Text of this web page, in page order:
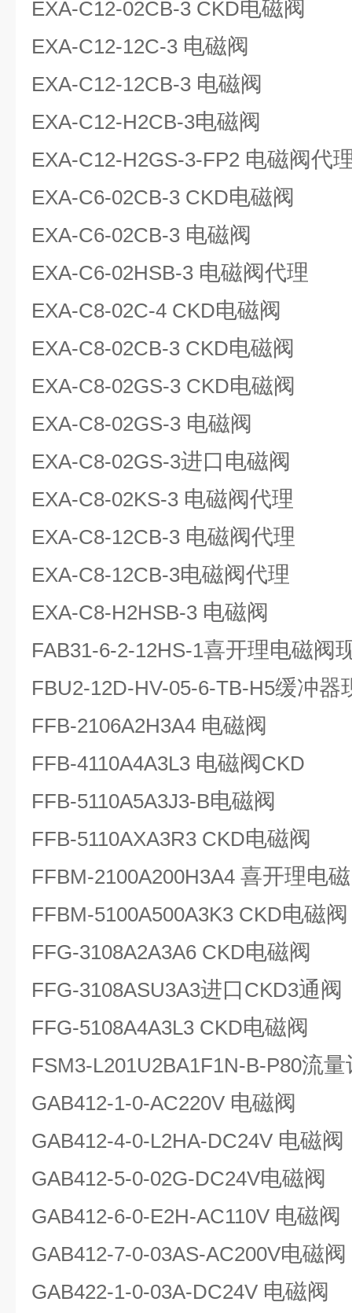
EXA-C12-02CB-3 CKD电磁阀
EXA-C12-12C-3 电磁阀
EXA-C12-12CB-3 电磁阀
EXA-C12-H2CB-3电磁阀
EXA-C12-H2GS-3-FP2 电磁阀代
EXA-C6-02CB-3 CKD电磁阀
EXA-C6-02CB-3 电磁阀
EXA-C6-02HSB-3 电磁阀代理
EXA-C8-02C-4 CKD电磁阀
EXA-C8-02CB-3 CKD电磁阀
EXA-C8-02GS-3 CKD电磁阀
EXA-C8-02GS-3 电磁阀
EXA-C8-02GS-3进口电磁阀
EXA-C8-02KS-3 电磁阀代理
EXA-C8-12CB-3 电磁阀代理
EXA-C8-12CB-3电磁阀代理
EXA-C8-H2HSB-3 电磁阀
FAB31-6-2-12HS-1喜开理电磁阀
FBU2-12D-HV-05-6-TB-H5缓冲器
FFB-2106A2H3A4 电磁阀
FFB-4110A4A3L3 电磁阀CKD
FFB-5110A5A3J3-B电磁阀
FFB-5110AXA3R3 CKD电磁阀
FFBM-2100A200H3A4 喜开理电
FFBM-5100A500A3K3 CKD电磁阀
FFG-3108A2A3A6 CKD电磁阀
FFG-3108ASU3A3进口 CKD3通阀
FFG-5108A4A3L3 CKD电磁阀
FSM3-L201U2BA1F1N-B-P80流量
GAB412-1-0-AC220V 电磁阀
GAB412-4-0-L2HA-DC24V 电磁阀
GAB412-5-0-02G-DC24V电磁阀
GAB412-6-0-E2H-AC110V 电磁阀
GAB412-7-0-03AS-AC200V电磁阀
GAB422-1-0-03A-DC24V 电磁阀